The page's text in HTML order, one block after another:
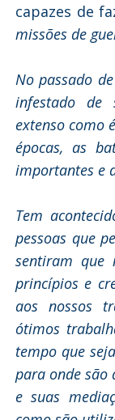
capazes de
missões de
No passado
infestado de
extenso como
épocas, as
importantes e
Tem
pessoas que
sentiram que
princípios e
aos nossos
ótimos
tempo que
para onde são
e suas